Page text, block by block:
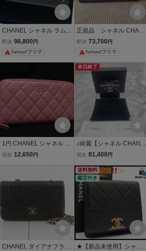
CHANEL シャネル ラムス
キン マトラッセ ロングフ
ラップウォレット 長財布
即決 96,800 円
Yahoo!フリマ
正規品 シャネル CHAN
EL 19 ロング フラップ ウ
ォレット ナインティーン
二つ折り 長財布 シャイ
ニー ラムスキン
即決 73,700 円
Yahoo!フリマ
1円 CHANEL シャネル コ
コマーク マトラッセ ラム
れ 小銭入れ ピンク系 FY4
現在 12,650 円
本日終了
♪綺麗【シャネル CHANE
L 財布 三つ折り マトラッ
レット グレインドカーフ
スキン ピンク AP3182
】OK21062
現在 81,400 円
CHANEL ダイアナフラッ
送料無料
鑑定付き
★【新品未使用】シャネ